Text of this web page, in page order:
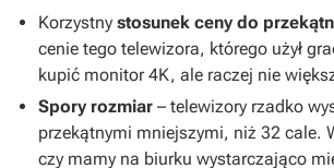
Korzystny stosunek ceny do
cenie tego telewizora, którego użył
kupić monitor 4K, ale raczej nie
Spory rozmiar – telewizory rzadko
przekątnymi mniejszymi, niż 32 cale.
czy mamy na biurku wystarczająco